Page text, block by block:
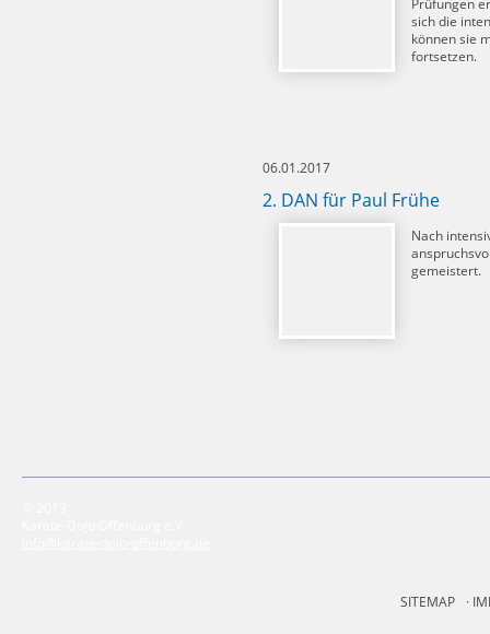
Prüfungen
sich die
können sie
fortsetzen.
06.01.2017
2. DAN für Paul Frühe
Nach
gemeistert.
SITEMAP